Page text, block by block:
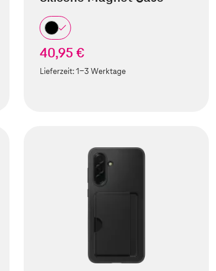
40,95 €
Lieferzeit:1-3 Werktage